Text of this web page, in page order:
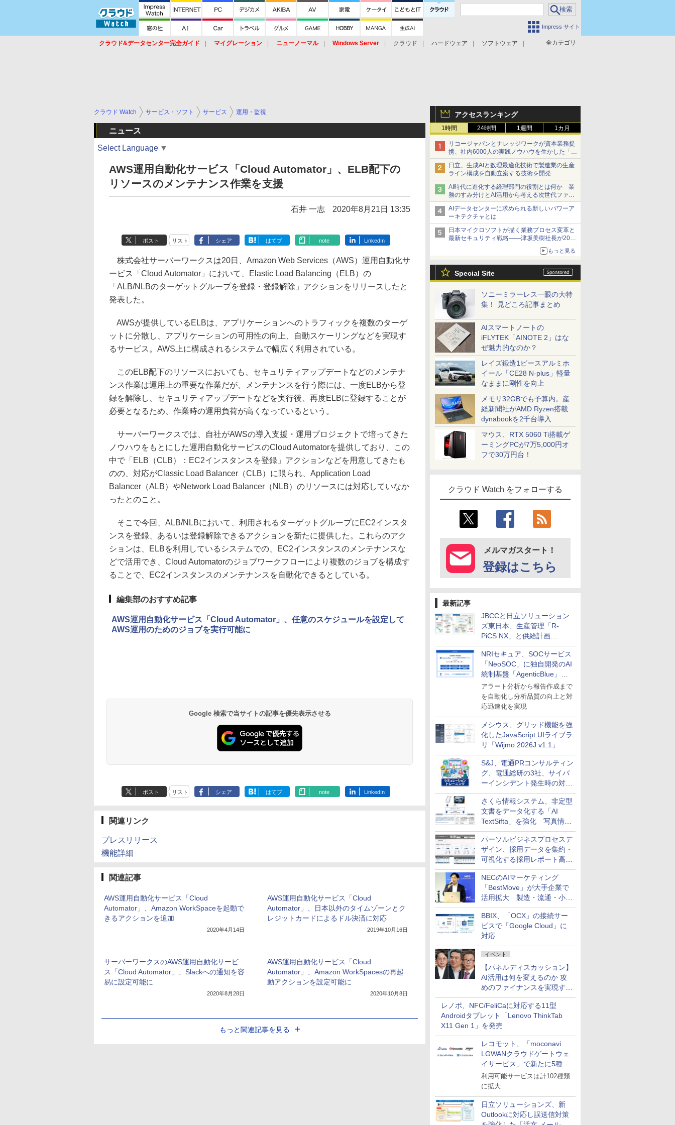
Impress サイト
全カテゴリ
クラウド&データセンター完全ガイド マイグレーション ニューノーマル Windows Server クラウド ハードウェア
ソフトウェア
アクセスランキング
1時間 24時間 1週間 1カ月
リコージャパンとナレッジワークが資本業務提
携、社内6000人の実践ノウハウを生かした「AI
商談記録 for RICOH」を展開へ
日立、生成AIと数理最適化技術で製造業の生産
ライン構成を自動立案する技術を開発
AI時代に進化する経理部門の役割とは何か 業
務のすみ分けとAI活用から考える次世代ファイ
ナンス戦略
AIデータセンターに求められる新しいパワーア
ーキテクチャとは
日本マイクロソフトが描く業務プロセス変革と
最新セキュリティ戦略――津坂美樹社長が2027
もっと見る
Special Site
ソニーミラーレス一眼の大特
集！ 見どころ記事まとめ
AIスマートノートの
iFLYTEK「AINOTE 2」はな
ぜ魅力的なのか？
レイズ鍛造1ピースアルミホ
イール「CE28 N-plus」軽量
なままに剛性を向上
メモリ32GBでも予算内。産
経新聞社がAMD Ryzen搭載
dynabookを2千台導入
マウス、RTX 5060 Ti搭載ゲ
ーミングPCが7万5,000円オ
フで30万円台！
クラウド Watch をフォローする
メルマガスタート！
登録はこちら
最新記事
JBCCと日立ソリューション
ズ東日本、生産管理「R-
PiCS NX」と供給計画
「scSQUARE ISP」の連携サ
ービスを提供開始
NRIセキュア、SOCサービス
「NeoSOC」に独自開発のAI
統制基盤「AgenticBlue」を
導入
アラート分析から報告作成まで
を自動化し分析品質の向上と対
応迅速化を実現
メシウス、グリッド機能を強
化したJavaScript UIライブラ
リ「Wijmo 2026J v1.1」
S&J、電通PRコンサルティン
グ、電通総研の3社、サイバ
ーインシデント発生時の対応
と危機管理広報を一体的に訓
練するプログラムを提供
さくら情報システム、非定型
文書をデータ化する「AI
TextSifta」を強化 写真情報
のデータ化などに対応
パーソルビジネスプロセスデ
ザイン、採用データを集約・
可視化する採用レポート高速
化サービスを提供
NECのAIマーケティング
「BestMove」が大手企業で
活用拡大 製造・流通・小売
企業・広告代理店などが実装
フェーズへ
BBIX、「OCX」の接続サー
ビスで「Google Cloud」に
対応
イベント
【パネルディスカッション】
AI活用は何を変えるのか 攻
めのファイナンスを実現する
業務設計とマインドセット変
革
レノボ、NFC/FeliCaに対応する11型
Androidタブレット「Lenovo ThinkTab
X11 Gen 1」を発売
レコモット、「moconavi
LGWANクラウドゲートウェ
イサービス」で新たに5種類
のサービスと連携開始
利用可能サービスは計102種類
に拡大
日立ソリューションズ、新
Outlookに対応し誤送信対策
クラウド Watch サービス・ソフト サービス 運用・監視
ニュース
Select Language ▼
AWS運用自動化サービス「Cloud Automator」、ELB配下の
リソースのメンテナンス作業を支援
石井 一志 2020年8月21日 13:35
ポスト リスト シェア はてブ note LinkedIn
株式会社サーバーワークスは20日、Amazon Web Services（AWS）運用自動化サ
ービス「Cloud Automator」において、Elastic Load Balancing（ELB）の
「ALB/NLBのターゲットグループを登録・登録解除」アクションをリリースしたと
発表した。
AWSが提供しているELBは、アプリケーションへのトラフィックを複数のターゲ
ットに分散し、アプリケーションの可用性の向上、自動スケーリングなどを実現す
るサービス。AWS上に構成されるシステムで幅広く利用されている。
このELB配下のリソースにおいても、セキュリティアップデートなどのメンテナ
ンス作業は運用上の重要な作業だが、メンテナンスを行う際には、一度ELBから登
録を解除し、セキュリティアップデートなどを実行後、再度ELBに登録することが
必要となるため、作業時の運用負荷が高くなっているという。
サーバーワークスでは、自社がAWSの導入支援・運用プロジェクトで培ってきた
ノウハウをもとにした運用自動化サービスのCloud Automatorを提供しており、この
中で「ELB（CLB）：EC2インスタンスを登録」アクションなどを用意してきたも
のの、対応がClassic Load Balancer（CLB）に限られ、Application Load
Balancer（ALB）やNetwork Load Balancer（NLB）のリソースには対応していなか
ったとのこと。
そこで今回、ALB/NLBにおいて、利用されるターゲットグループにEC2インスタ
ンスを登録、あるいは登録解除できるアクションを新たに提供した。これらのアク
ションは、ELBを利用しているシステムでの、EC2インスタンスのメンテナンスな
どで活用でき、Cloud Automatorのジョブワークフローにより複数のジョブを構成す
ることで、EC2インスタンスのメンテナンスを自動化できるとしている。
編集部のおすすめ記事
AWS運用自動化サービス「Cloud Automator」、任意のスケジュールを設定して
AWS運用のためのジョブを実行可能に
Google 検索で当サイトの記事を優先表示させる
ポスト リスト シェア はてブ note LinkedIn
関連リンク
プレスリリース
機能詳細
関連記事
AWS運用自動化サービス「Cloud
Automator」、Amazon WorkSpaceを起動で
きるアクションを追加
2020年4月14日
AWS運用自動化サービス「Cloud
Automator」、日本以外のタイムゾーンとク
レジットカードによるドル決済に対応
2019年10月16日
サーバーワークスのAWS運用自動化サービ
ス「Cloud Automator」、Slackへの通知を容
易に設定可能に
2020年8月28日
AWS運用自動化サービス「Cloud
Automator」、Amazon WorkSpacesの再起
動アクションを設定可能に
2020年10月8日
もっと関連記事を見る